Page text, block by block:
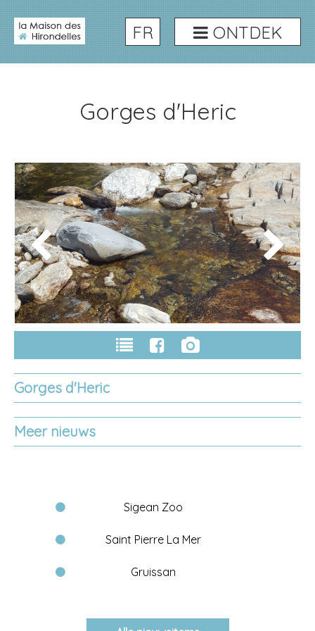
FR ONTDEK
Gorges d'Heric
Gorges d'Heric
Meer nieuws
Sigean Zoo
Saint Pierre La Mer
Gruissan